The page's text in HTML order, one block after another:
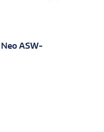
ASW-